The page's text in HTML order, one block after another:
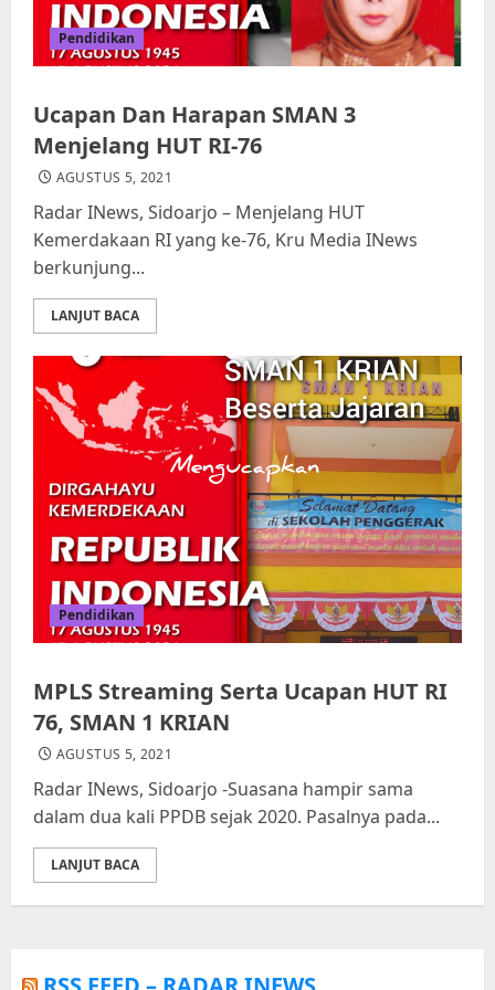
Pendidikan
Ucapan Dan Harapan SMAN 3
Menjelang HUT RI-76
AGUSTUS 5, 2021
Radar INews, Sidoarjo – Menjelang HUT
Kemerdakaan RI yang ke-76, Kru Media INews
berkunjung...
LANJUT BACA
Pendidikan
MPLS Streaming Serta Ucapan HUT RI
76, SMAN 1 KRIAN
AGUSTUS 5, 2021
Radar INews, Sidoarjo -Suasana hampir sama
dalam dua kali PPDB sejak 2020. Pasalnya pada...
LANJUT BACA